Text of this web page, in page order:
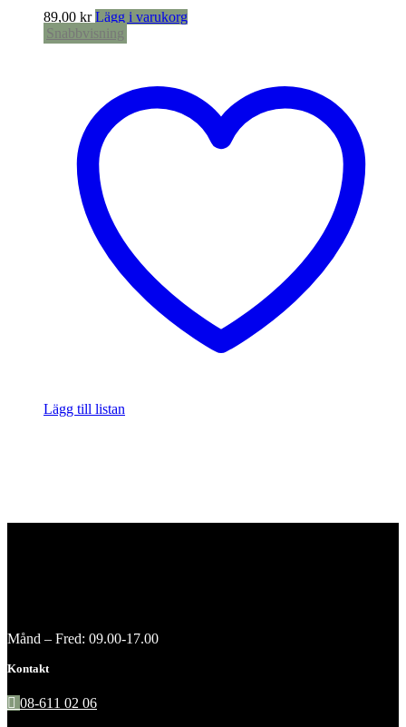
89,00 kr Lägg i varukorg
Snabbvisning
Lägg till listan
Månd – Fred: 09.00-17.00
Kontakt
08-611 02 06